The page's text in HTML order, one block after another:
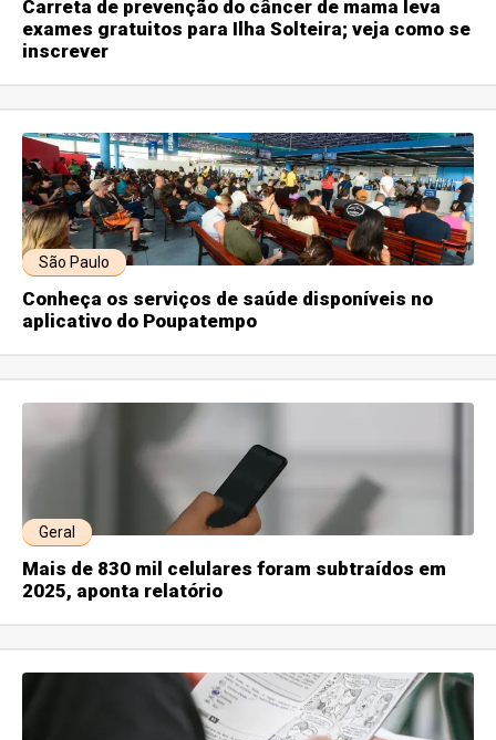
Carreta de prevenção do câncer de mama leva
exames gratuitos para Ilha Solteira; veja como se
inscrever
São Paulo
Conheça os serviços de saúde disponíveis no
aplicativo do Poupatempo
Geral
Mais de 830 mil celulares foram subtraídos em
2025, aponta relatório